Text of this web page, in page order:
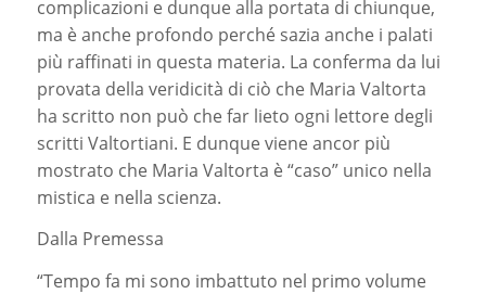
complicazioni e dunque alla portata di chiunque,
ma è anche profondo perché sazia anche i palati
più raffinati in questa materia. La conferma da lui
provata della veridicità di ciò che Maria Valtorta
ha scritto non può che far lieto ogni lettore degli
scritti Valtortiani. E dunque viene ancor più
mostrato che Maria Valtorta è “caso” unico nella
mistica e nella scienza.
Dalla Premessa
“Tempo fa mi sono imbattuto nel primo volume